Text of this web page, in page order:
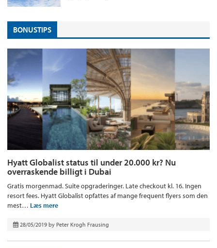
BONUSTIPS
Hyatt Globalist status til under 20.000 kr? Nu
overraskende billigt i Dubai
Gratis morgenmad. Suite opgraderinger. Late checkout kl. 16. Ingen
resort fees. Hyatt Globalist opfattes af mange frequent flyers som den
mest… Læs mere
28/05/2019 by Peter Krogh Frausing